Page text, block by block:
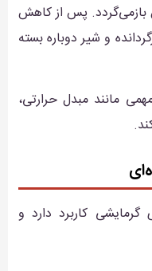
پس از کاهش
و شیر دوباره بسته
مانند مبدل حرارتی،
کاربرد دارد و